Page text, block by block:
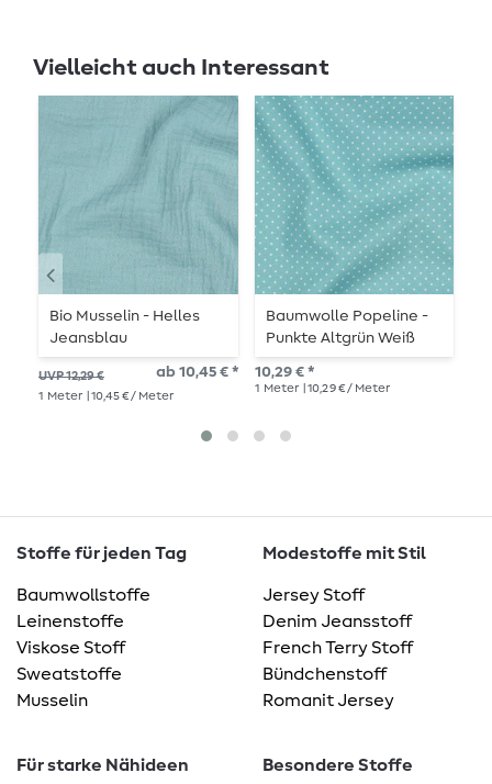
Vielleicht auch Interessant
Bio Musselin - Helles
Jeansblau
UVP 12,29 € ab 10,45 € *
1 Meter | 10,45 € / Meter
Baumwolle Popeline -
Punkte Altgrün Weiß
10,29 € *
1 Meter | 10,29 € / Meter
Stoffe für jeden Tag
Baumwollstoffe
Leinenstoffe
Viskose Stoff
Sweatstoffe
Musselin
Modestoffe mit Stil
Jersey Stoff
Denim Jeansstoff
French Terry Stoff
Bündchenstoff
Romanit Jersey
Für starke Nähideen Besondere Stoffe